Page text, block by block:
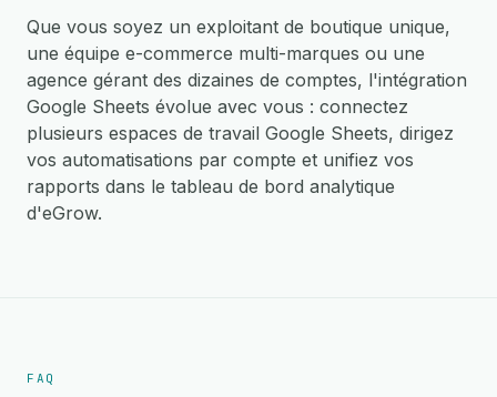
Que vous soyez un exploitant de boutique unique,
une équipe e-commerce multi-marques ou une
agence gérant des dizaines de comptes, l'intégration
Google Sheets évolue avec vous : connectez
plusieurs espaces de travail Google Sheets, dirigez
vos automatisations par compte et unifiez vos
rapports dans le tableau de bord analytique
d'eGrow.
FAQ